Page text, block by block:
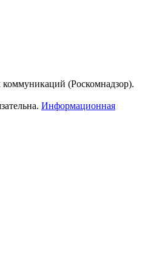
(Роскомнадзор).
Информационная